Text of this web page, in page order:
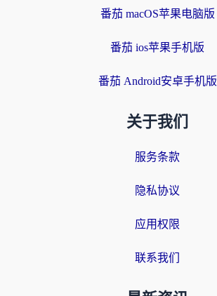
番茄 macOS苹果电脑版
番茄 ios苹果手机版
番茄 Android安卓手机版
关于我们
服务条款
隐私协议
应用权限
联系我们